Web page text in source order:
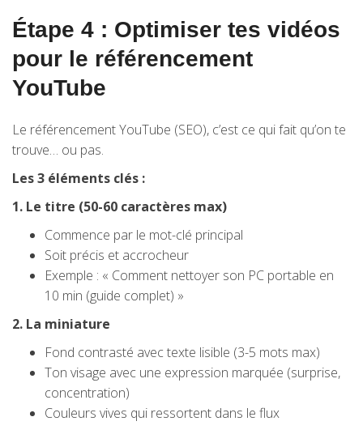
Étape 4 : Optimiser tes vidéos
pour le référencement
YouTube
Le référencement YouTube (SEO), c’est ce qui fait qu’on te
trouve… ou pas.
Les 3 éléments clés :
1. Le titre (50-60 caractères max)
Commence par le mot-clé principal
Soit précis et accrocheur
Exemple : « Comment nettoyer son PC portable en
10 min (guide complet) »
2. La miniature
Fond contrasté avec texte lisible (3-5 mots max)
Ton visage avec une expression marquée (surprise,
concentration)
Couleurs vives qui ressortent dans le flux